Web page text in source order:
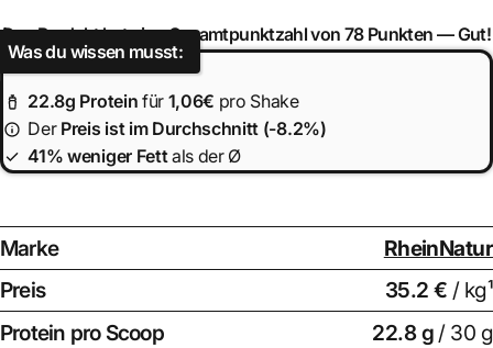
Das Produkt hat eine Gesamtpunktzahl von 78 Punkten —Gut!
Was du wissen musst:
22.8g Protein für 1,06€ pro Shake
Der Preis ist im Durchschnitt (-8.2%)
41% weniger Fettals der Ø
Marke
RheinNatur
Preis
35.2 € / kg¹
Protein pro Scoop
22.8g / 30 g